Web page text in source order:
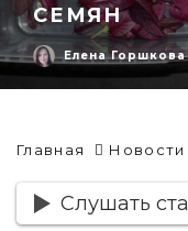
СЕМЯН
Елена Горшкова
Главная Новости
Слушать